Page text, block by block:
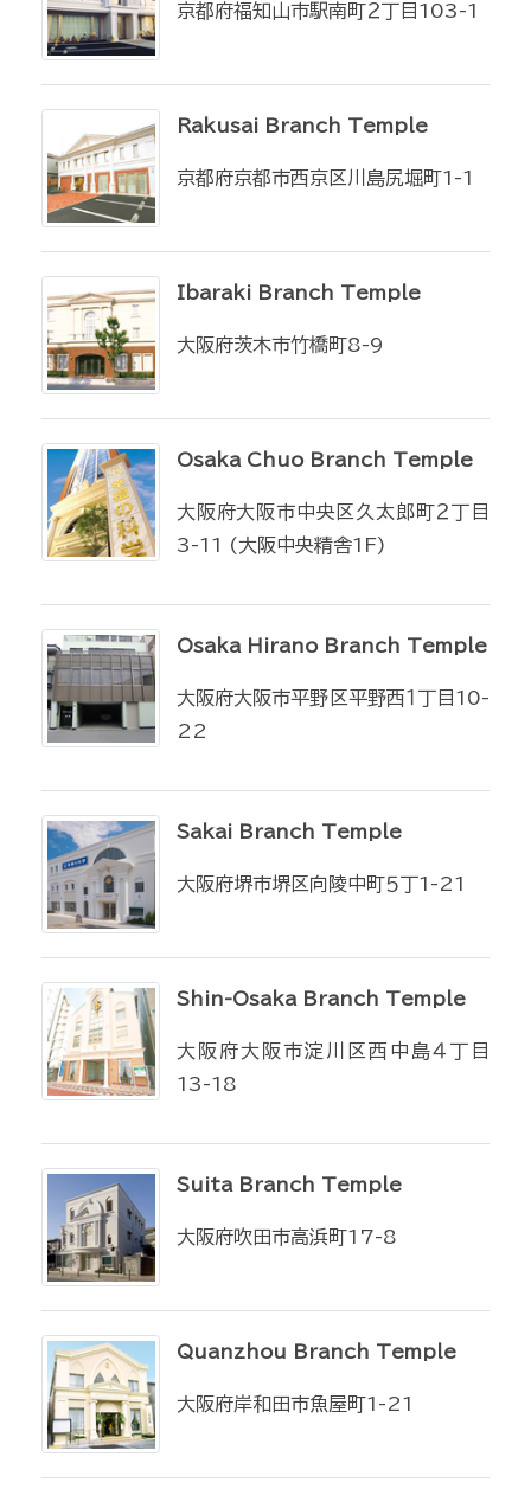
京都府福知山市駅南町２丁目103-1
Rakusai Branch Temple
京都府京都市西京区川島尻堀町1-1
Ibaraki Branch Temple
大阪府茨木市竹橋町8-9
Osaka Chuo Branch Temple
大阪府大阪市中央区久太郎町２丁目
3-11 (大阪中央精舎1F)
Osaka Hirano Branch Temple
大阪府大阪市平野区平野西１丁目10-
22
Sakai Branch Temple
大阪府堺市堺区向陵中町５丁1-21
Shin-Osaka Branch Temple
大阪府大阪市淀川区西中島４丁目
13-18
Suita Branch Temple
大阪府吹田市高浜町17-8
Quanzhou Branch Temple
大阪府岸和田市魚屋町1-21